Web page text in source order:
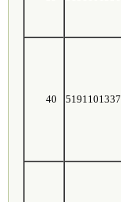
40 5191101337